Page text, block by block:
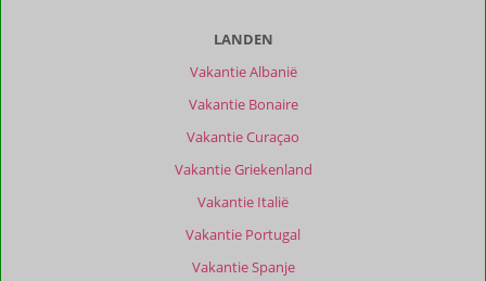
LANDEN
Vakantie Albanië
Vakantie Bonaire
Vakantie Curaçao
Vakantie Griekenland
Vakantie Italië
Vakantie Portugal
Vakantie Spanje